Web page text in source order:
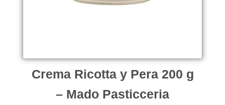
Crema Ricotta y Pera 200 g
– Mado Pasticceria